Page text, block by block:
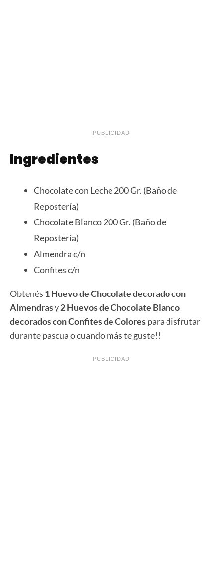
PUBLICIDAD
Ingredientes
Chocolate con Leche 200 Gr. (Baño de
Repostería)
Chocolate Blanco 200 Gr. (Baño de
Repostería)
Almendra c/n
Confites c/n
Obtenés 1 Huevo de Chocolate decorado con
Almendrasy2 Huevos de Chocolate Blanco
decorados con Confites de Colorespara disfrutar
durante pascua o cuando más te guste!!
PUBLICIDAD